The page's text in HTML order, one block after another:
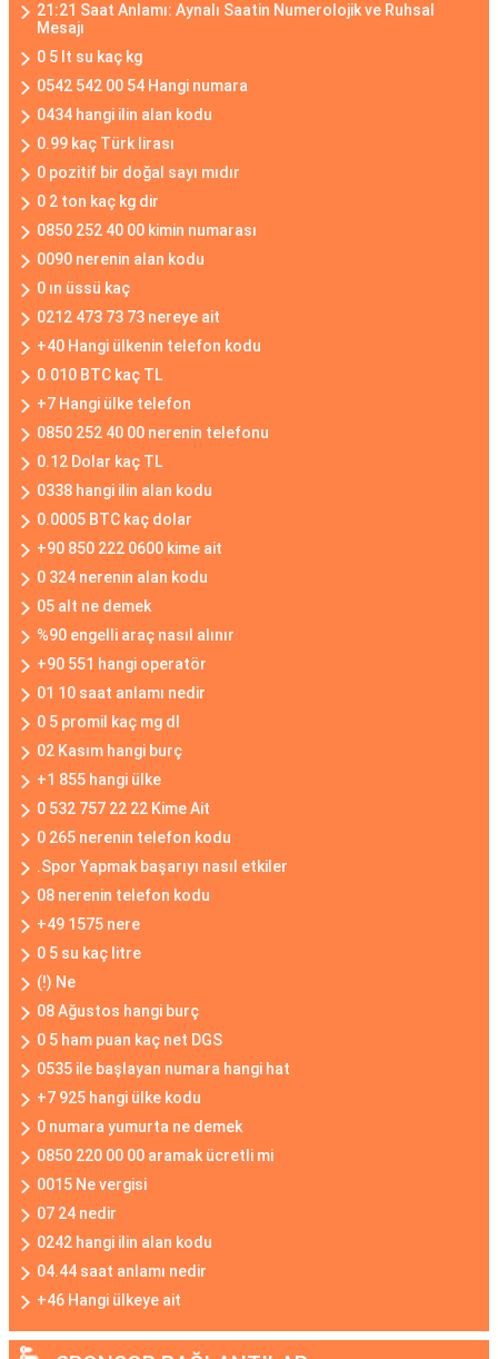
21:21 Saat Anlamı: Aynalı Saatin Numerolojik ve Ruhsal
Mesajı
0 5 lt su kaç kg
0542 542 00 54 Hangi numara
0434 hangi ilin alan kodu
0.99 kaç Türk lirası
0 pozitif bir doğal sayı mıdır
0 2 ton kaç kg dir
0850 252 40 00 kimin numarası
0090 nerenin alan kodu
0 ın üssü kaç
0212 473 73 73 nereye ait
+40 Hangi ülkenin telefon kodu
0.010 BTC kaç TL
+7 Hangi ülke telefon
0850 252 40 00 nerenin telefonu
0.12 Dolar kaç TL
0338 hangi ilin alan kodu
0.0005 BTC kaç dolar
+90 850 222 0600 kime ait
0 324 nerenin alan kodu
05 alt ne demek
%90 engelli araç nasıl alınır
+90 551 hangi operatör
01 10 saat anlamı nedir
0 5 promil kaç mg dl
02 Kasım hangi burç
+1 855 hangi ülke
0 532 757 22 22 Kime Ait
0 265 nerenin telefon kodu
.Spor Yapmak başarıyı nasıl etkiler
08 nerenin telefon kodu
+49 1575 nere
0 5 su kaç litre
(!) Ne
08 Ağustos hangi burç
0 5 ham puan kaç net DGS
0535 ile başlayan numara hangi hat
+7 925 hangi ülke kodu
0 numara yumurta ne demek
0850 220 00 00 aramak ücretli mi
0015 Ne vergisi
07 24 nedir
0242 hangi ilin alan kodu
04.44 saat anlamı nedir
+46 Hangi ülkeye ait